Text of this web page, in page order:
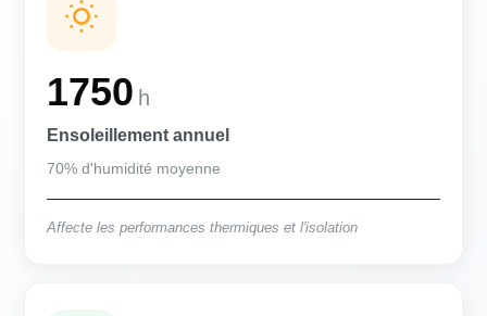
1750 h
Ensoleillement annuel
70% d'humidité moyenne
Affecte les performances thermiques et l'isolation